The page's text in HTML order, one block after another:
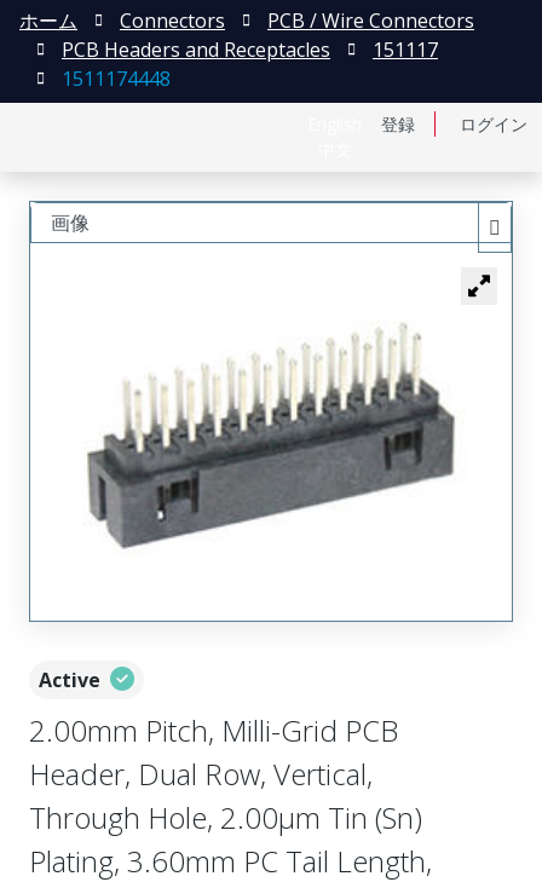
登録 ログイン
ホーム Connectors
PCB / Wire Connectors
PCB Headers and Receptacles
151117
1511174448
Active
2.00mm Pitch, Milli-Grid PCB
Header, Dual Row, Vertical,
Through Hole, 2.00µm Tin (Sn)
Plating, 3.60mm PC Tail Length,
画像